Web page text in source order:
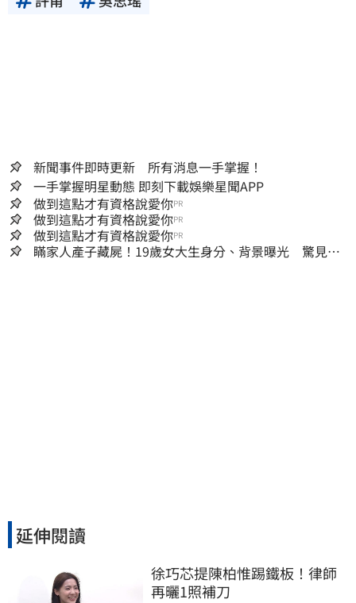
新聞事件即時更新 所有消息一手掌握！
一手掌握明星動態 即刻下載娛樂星聞APP
做到這點才有資格說愛你PR
做到這點才有資格說愛你PR
做到這點才有資格說愛你PR
瞞家人產子藏屍！19歲女大生身分、背景曝光 驚見
延伸閱讀
徐巧芯提陳柏惟踢鐵板！律師
再曬1照補刀